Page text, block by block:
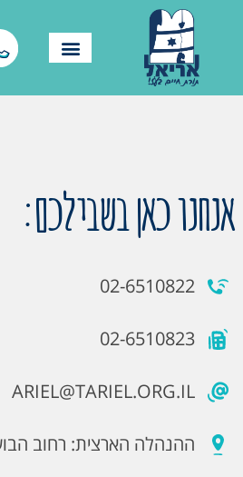
אנחנו כאן בשבילכם:
02-6510822
02-6510823
ARIEL@TARIEL.ORG.IL
ההנהלה הארצית: רחוב הבושם 11, גילה